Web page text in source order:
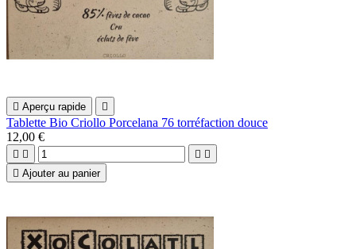
 Aperçu rapide 
Tablette Bio Criollo Porcelana 76 torréfaction douce
12,00 €
   
 Ajouter au panier